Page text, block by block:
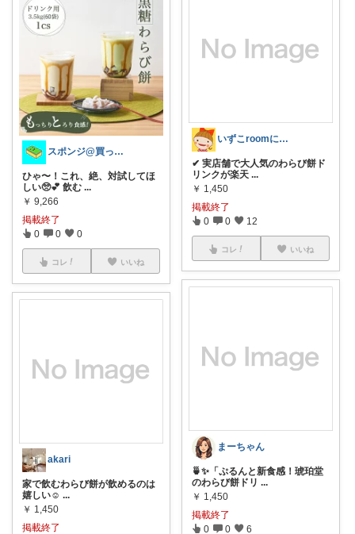
スポンジ@買ってくれてありがとう！
ひゃ〜！これ、絶、対試してほ
しい🥺💕 飲む ...
￥ 9,266
掲載終了
0 0 0
コレ いいね
akari
家で飲むわらび餅が飲めるのは
嬉しい☺️ ...
￥ 1,450
掲載終了
いずこroomに訪問ありがとう🕊✨
✔ 実店舗で大人気のわらび餅ド
リンクが楽天 ...
￥ 1,450
掲載終了
0 0 12
コレ いいね
まーちゃん
🍵✨「ぷるんと新食感！琥珀堂
のわらび餅ドリ ...
￥ 1,450
掲載終了
0 0 6